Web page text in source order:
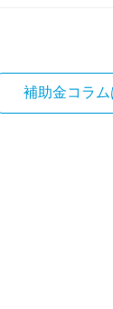
補助金コラム